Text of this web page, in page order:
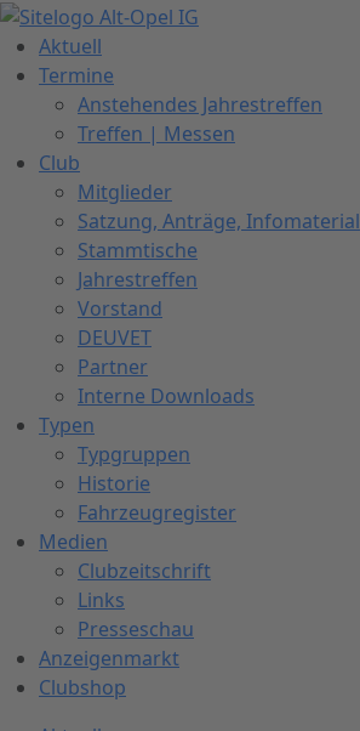
Zum
Inhalt
springen
Aktuell
Termine
Anstehendes Jahrestreffen
Treffen | Messen
Club
Mitglieder
Satzung, Anträge, Infomaterial
Stammtische
Jahrestreffen
Vorstand
DEUVET
Partner
Interne Downloads
Typen
Typgruppen
Historie
Fahrzeugregister
Medien
Clubzeitschrift
Links
Presseschau
Anzeigenmarkt
Clubshop